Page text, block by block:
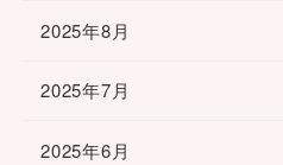
2025年8月
2025年7月
2025年6月